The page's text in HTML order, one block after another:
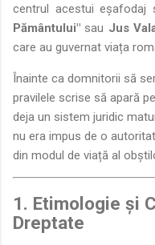
centrul acestui
Pământului" sau Jus
care au guvernat viața
Înainte ca domnitorii să
pravilele scrise să apară
deja un sistem juridic
nu era impus de o
din modul de viață al
1. Etimologie și
Dreptate